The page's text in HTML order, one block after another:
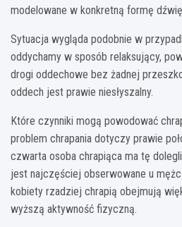
modelowane w konkretną formę
Sytuacja wygląda podobnie w
oddychamy w sposób relaksujący,
drogi oddechowe bez żadnej
oddech jest prawie niesłyszalny.
Które czynniki mogą powodować
problem chrapania dotyczy prawie
czwarta osoba chrapiąca ma tę
jest najczęściej obserwowane u
kobiety rzadziej chrapią obejmują
wyższą aktywność fizyczną.